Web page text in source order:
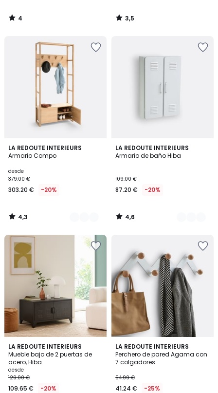
4
/
3,5
/
LA REDOUTE INTERIEURS
Armario Compo
desde
379.00 €
303.20 € -20%
4,3
/ 5
2
Colores
4,3
/
LA REDOUTE INTERIEURS
Armario de baño Hiba
109.00 €
87.20 € -20%
4,6
/ 5
3
Colores
4,6
/
LA REDOUTE INTERIEURS
Mueble bajo de 2 puertas de
acero, Hiba
desde
129.00 €
109.65 € -20%
3,3
/ 5
4
Colores
LA REDOUTE INTERIEURS
Perchero de pared Agama con
7 colgadores
54.99 €
41.24 € -25%
4,8
/ 5